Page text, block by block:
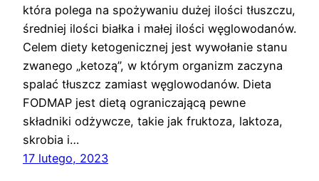
która polega na spożywaniu dużej ilości tłuszczu,
średniej ilości białka i małej ilości węglowodanów.
Celem diety ketogenicznej jest wywołanie stanu
zwanego „ketozą”, w którym organizm zaczyna
spalać tłuszcz zamiast węglowodanów. Dieta
FODMAP jest dietą ograniczającą pewne
składniki odżywcze, takie jak fruktoza, laktoza,
skrobia i…
17 lutego, 2023